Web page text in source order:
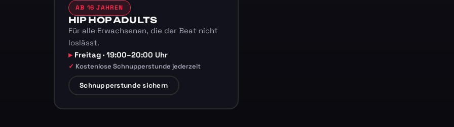
AB 16 JAHREN
HIP HOP ADULTS
Für alle Erwachsenen, die der Beat nicht
loslässt.
Freitag · 19:00–20:00 Uhr
Kostenlose Schnupperstunde jederzeit
Schnupperstunde sichern